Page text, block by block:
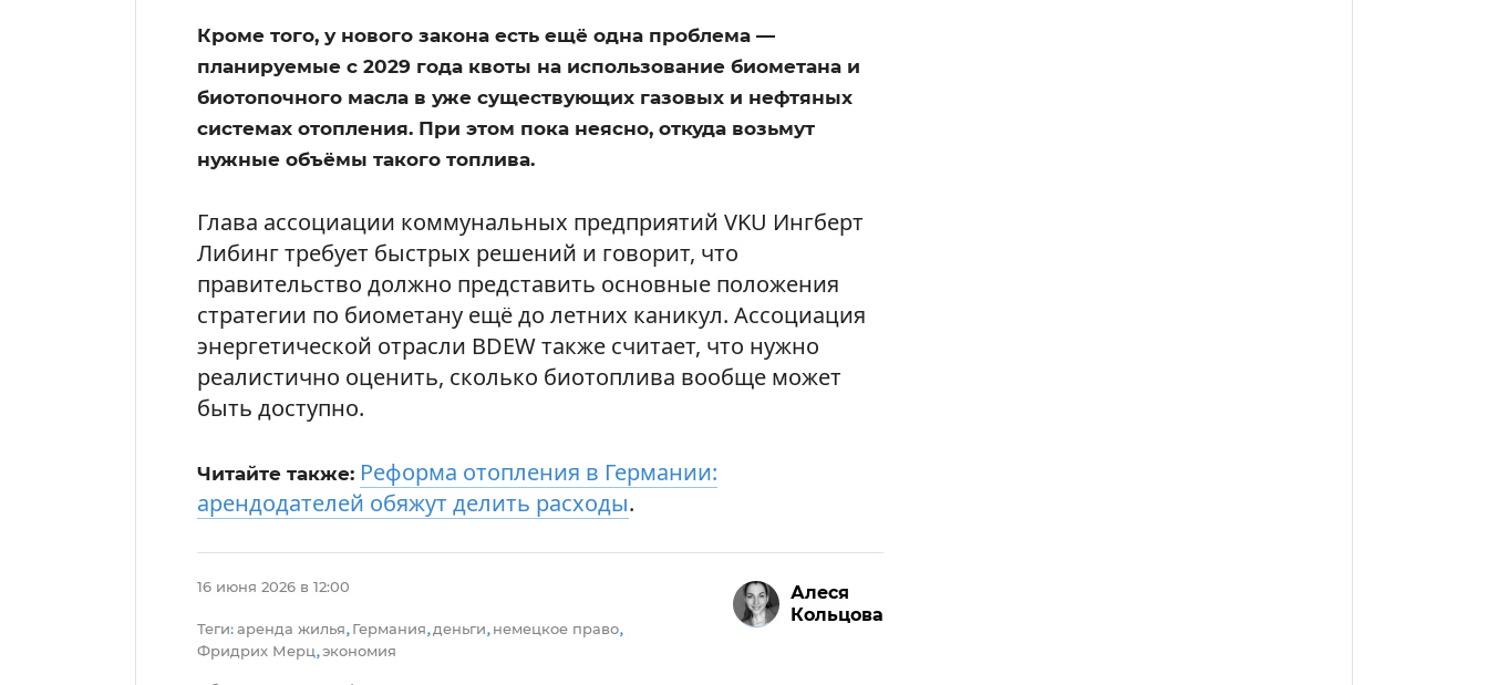
Кроме того, у нового закона есть ещё одна проблема —
планируемые с 2029 года квоты на использование биометана и
биотопочного масла в уже существующих газовых и нефтяных
системах отопления. При этом пока неясно, откуда возьмут
нужные объёмы такого топлива.
Глава ассоциации коммунальных предприятий VKU Ингберт
Либинг требует быстрых решений и говорит, что
правительство должно представить основные положения
стратегии по биометану ещё до летних каникул. Ассоциация
энергетической отрасли BDEW также считает, что нужно
реалистично оценить, сколько биотоплива вообще может
быть доступно.
Читайте также: Реформа отопления в Германии:
арендодателей обяжут делить расходы.
16 июня 2026 в 12:00
Теги: аренда жилья, Германия, деньги, немецкое право,
Фридрих Мерц,экономия
Алеся
Кольцова